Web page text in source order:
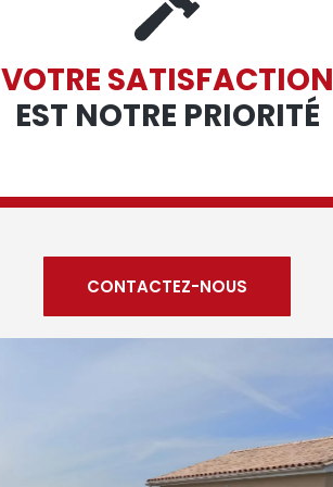
VOTRE SATISFACTION
EST NOTRE PRIORITÉ
CONTACTEZ-NOUS